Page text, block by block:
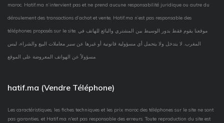
maroc. Hatif.ma n’intervient pas et ne prend aucune responsabilité juridique ou autre du
déroulement des transactions d’achat et vente, Hatif.ma n’est pas responsable des
téléphones proposés sur le site. موقعنا يقوم فقط بدور الوسيط بين المشتري والبائع للهاتف في
المغرب. لا يتدخل ولا يتحمل أي مسؤولية قانونية أو غيرها عن سير معاملات البيع والشراء، ليس
hatif.ma (Vendre Téléphone)
Les caractéristiques, les fiches techniques et les prix maroc des téléphones sur le site ne sont
pas garanties, et Hatif.ma n'est pas responsable des erreurs. Toute reproduction du site est